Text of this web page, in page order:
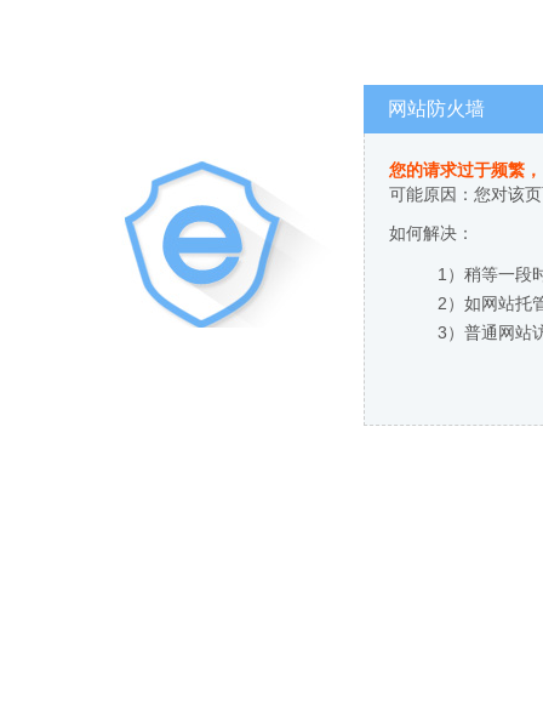
网站防火墙
您的请求过于频繁
可能原因：您对该
如何解决：
1）稍等一段
2）如网站托
3）普通网站